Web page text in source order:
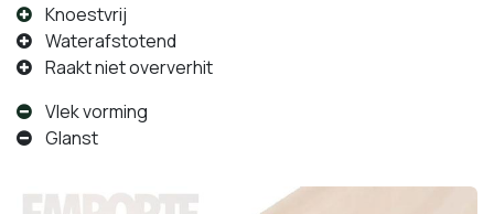
Knoestvrij
Waterafstotend
Raakt niet oververhit
Vlek vorming
Glanst